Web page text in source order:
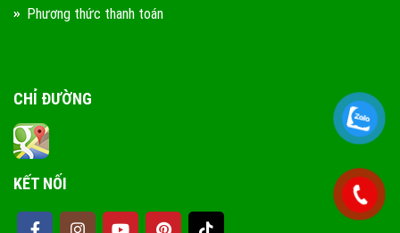
Phương thức thanh toán
CHỈ ĐƯỜNG
KẾT NỐI